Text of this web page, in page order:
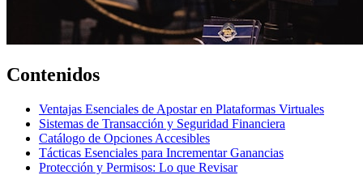
Contenidos
Ventajas Esenciales de Apostar en Plataformas Virtuales
Sistemas de Transacción y Seguridad Financiera
Catálogo de Opciones Accesibles
Tácticas Esenciales para Incrementar Ganancias
Protección y Permisos: Lo que Revisar